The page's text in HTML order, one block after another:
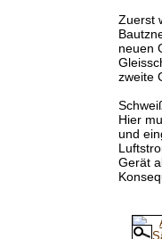
Zuerst
neuen
zweite
Hier
und
Gerät